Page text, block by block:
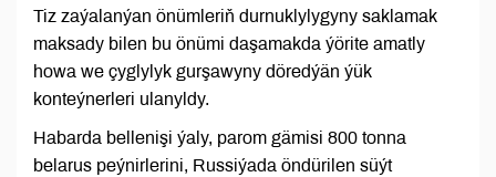
Tiz zaýalanýan önümleriň durnuklylygyny saklamak
maksady bilen bu önümi daşamakda ýörite amatly
howa we çyglylyk gurşawyny döredýän ýük
konteýnerleri ulanyldy.
Habarda bellenişi ýaly, parom gämisi 800 tonna
belarus peýnirlerini, Russiýada öndürilen süýt